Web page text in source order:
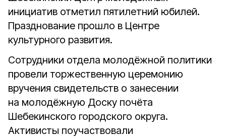
инициатив отметил пятилетний юбилей.
Празднование прошло в Центре
культурного развития.
Сотрудники отдела молодёжной политики
провели торжественную церемонию
вручения свидетельств о занесении
на молодёжную Доску почёта
Шебекинского городского округа.
Активисты поучаствовали